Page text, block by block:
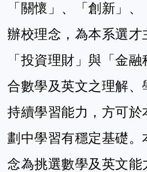
「 關懷 」 、 「 創新 」、
辦校理念，為本系選才
「投資理財」與「金
合數學及英文之理解、
持續學習能力，方可於
劃中學習有穩定基礎。
念為挑選數學及英文能